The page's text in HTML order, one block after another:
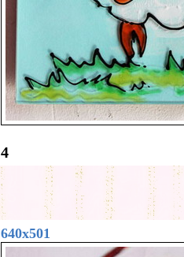
4
640x501